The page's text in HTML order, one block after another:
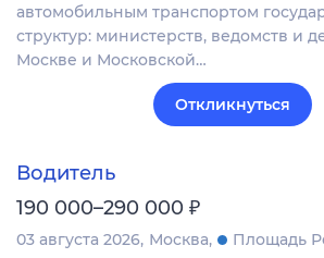
автомобильным транспортом
структур: министерств, ведомств и
Москве и Московской…
Откликнуться
Водитель
190 000–290 000 ₽
03 августа 2026 Москва
Площадь